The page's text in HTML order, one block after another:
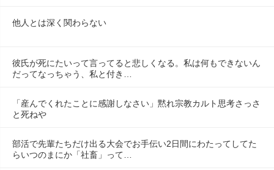
他人とは深く関わらない
彼氏が死にたいって言ってると悲しくなる。私は何もできないん
だってなっちゃう、私と付き…
「産んでくれたことに感謝しなさい」黙れ宗教カルト思考さっさ
と死ねや
部活で先輩たちだけ出る大会でお手伝い2日間にわたってしてた
らいつのまにか「社畜」って…